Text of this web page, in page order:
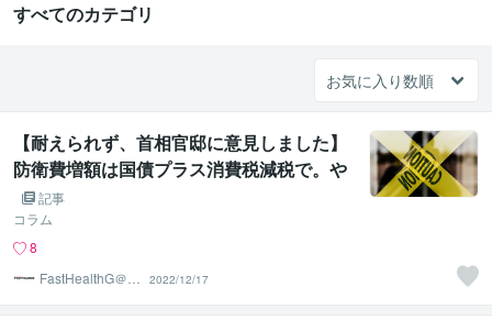
すべてのカテゴリ
【耐えられず、首相官邸に意見しました】
防衛費増額は国債プラス消費税減税で。や
るのであれば景気回復後に増税を。
記事
コラム
8
FastHealthG＠食
2022/12/17